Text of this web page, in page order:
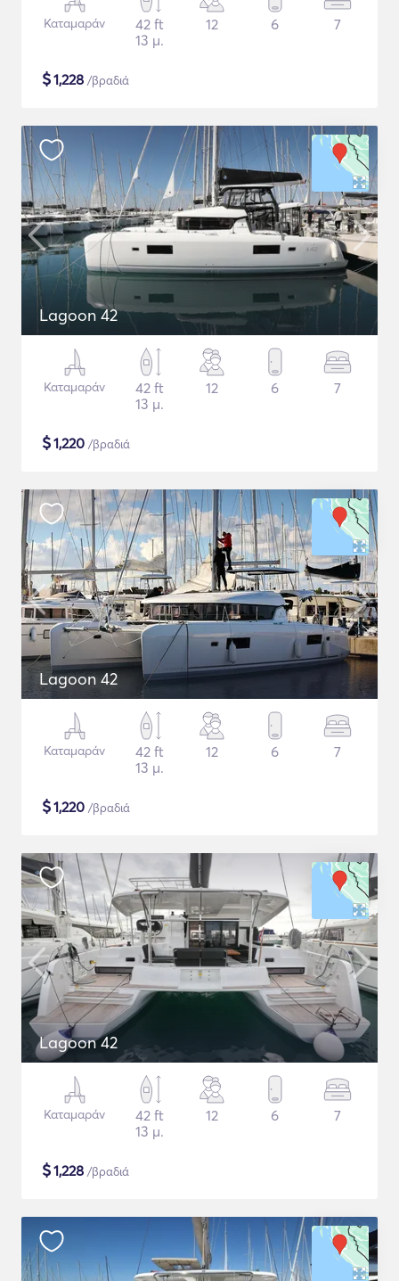
Καταμαράν
42 ft
13 μ.
12 6 7
$1,228 /βραδιά
Lagoon 42
Καταμαράν
42 ft
13 μ.
12 6 7
$1,220 /βραδιά
Lagoon 42
Καταμαράν
42 ft
13 μ.
12 6 7
$1,220 /βραδιά
Lagoon 42
Καταμαράν
42 ft
13 μ.
12 6 7
$1,228 /βραδιά